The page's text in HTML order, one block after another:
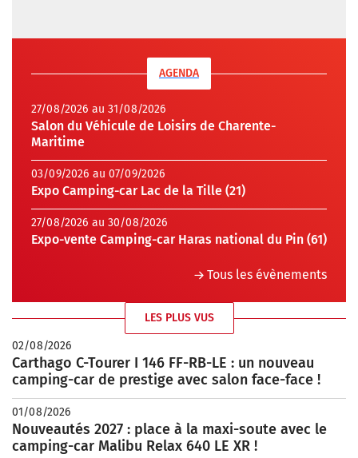
AGENDA
27/08/2026 au 31/08/2026
Salon du Véhicule de Loisirs de Charente-
Maritime
03/09/2026 au 07/09/2026
Expo Camping-car Lac de la Tille (21)
27/08/2026 au 30/08/2026
Expo-vente Camping-car Haras national du Pin (61)
Tous les évènements
LES PLUS VUS
02/08/2026
Carthago C-Tourer I 146 FF-RB-LE : un nouveau
camping-car de prestige avec salon face-face !
01/08/2026
Nouveautés 2027 : place à la maxi-soute avec le
camping-car Malibu Relax 640 LE XR !